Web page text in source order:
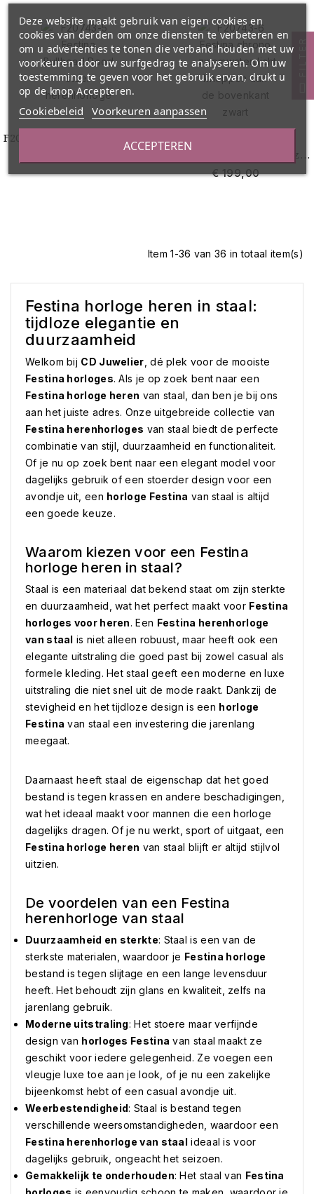
F20743-6 Festina chrono zwemwaterdicht knoppen aan de bovenkant zwart
€ 199,00
Item 1-36 van 36 in totaal item(s)
Festina horloge heren in staal:
tijdloze elegantie en
duurzaamheid
Welkom bij CD Juwelier , dé plek voor de mooiste
Festina horloges. Als je op zoek bent naar een
Festina horloge heren van staal, dan ben je bij ons
aan het juiste adres. Onze uitgebreide collectie van
Festina herenhorloges van staal biedt de perfecte
combinatie van stijl, duurzaamheid en functionaliteit.
Of je nu op zoek bent naar een elegant model voor
dagelijks gebruik of een stoerder design voor een
avondje uit, een horloge Festina van staal is altijd
een goede keuze.
Waarom kiezen voor een Festina
horloge heren in staal?
Staal is een materiaal dat bekend staat om zijn sterkte
en duurzaamheid, wat het perfect maakt voor Festina
horloges voor heren. Een Festina herenhorloge
van staal is niet alleen robuust, maar heeft ook een
elegante uitstraling die goed past bij zowel casual als
formele kleding. Het staal geeft een moderne en luxe
uitstraling die niet snel uit de mode raakt. Dankzij de
stevigheid en het tijdloze design is een horloge
Festina van staal een investering die jarenlang
meegaat.
Daarnaast heeft staal de eigenschap dat het goed
bestand is tegen krassen en andere beschadigingen,
wat het ideaal maakt voor mannen die een horloge
dagelijks dragen. Of je nu werkt, sport of uitgaat, een
Festina horloge heren van staal blijft er altijd stijlvol
uitzien.
De voordelen van een Festina
herenhorloge van staal
Duurzaamheid en sterkte: Staal is een van de
sterkste materialen, waardoor je Festina horloge
bestand is tegen slijtage en een lange levensduur
heeft. Het behoudt zijn glans en kwaliteit, zelfs na
jarenlang gebruik.
Moderne uitstraling: Het stoere maar verfijnde
design van horloges Festina van staal maakt ze
geschikt voor iedere gelegenheid. Ze voegen een
vleugje luxe toe aan je look, of je nu een zakelijke
bijeenkomst hebt of een casual avondje uit.
Weerbestendigheid: Staal is bestand tegen
verschillende weersomstandigheden, waardoor een
Festina herenhorloge van staal ideaal is voor
dagelijks gebruik, ongeacht het seizoen.
Gemakkelijk te onderhouden: Het staal van Festina
Deze website maakt gebruik van eigen cookies en
cookies van derden om onze diensten te verbeteren en
om u advertenties te tonen die verband houden met uw
voorkeuren door uw surfgedrag te analyseren. Om uw
toestemming te geven voor het gebruik ervan, drukt u
op de knop Accepteren.
Cookiebeleid Voorkeuren aanpassen
ACCEPTEREN